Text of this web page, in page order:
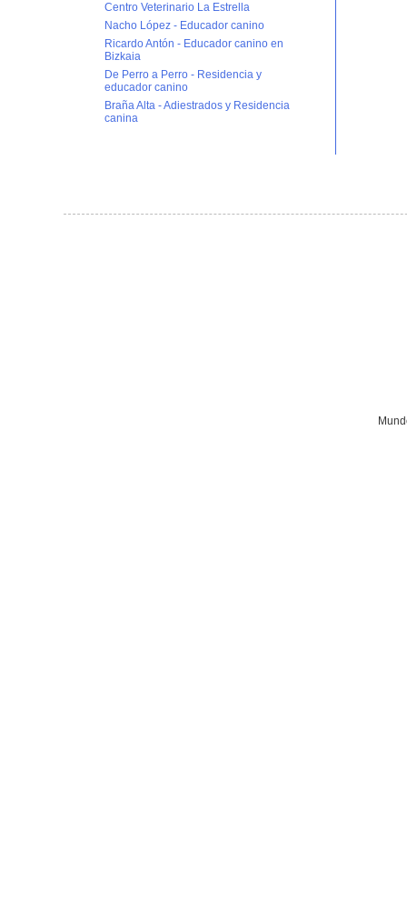
Centro Veterinario La Estrella
Nacho López - Educador canino
Ricardo Antón - Educador canino en
Bizkaia
De Perro a Perro - Residencia y
educador canino
Braña Alta - Adiestrados y Residencia
canina